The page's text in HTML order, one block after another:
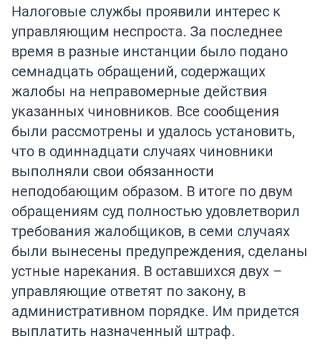
Налоговые службы проявили интерес к
управляющим неспроста. За последнее
время в разные инстанции было подано
семнадцать обращений, содержащих
жалобы на неправомерные действия
указанных чиновников. Все сообщения
были рассмотрены и удалось установить,
что в одиннадцати случаях чиновники
выполняли свои обязанности
неподобающим образом. В итоге по двум
обращениям суд полностью удовлетворил
требования жалобщиков, в семи случаях
были вынесены предупреждения, сделаны
устные нарекания. В оставшихся двух –
управляющие ответят по закону, в
административном порядке. Им придется
выплатить назначенный штраф.